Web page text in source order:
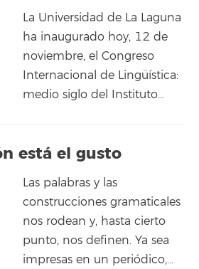
La Universidad de La Laguna
ha inaugurado hoy, 12 de
noviembre, el Congreso
Internacional de Lingüística:
medio siglo del Instituto…
está el gusto
Las palabras y las
construcciones gramaticales
nos rodean y, hasta cierto
punto, nos definen. Ya sea
impresas en un periódico,…